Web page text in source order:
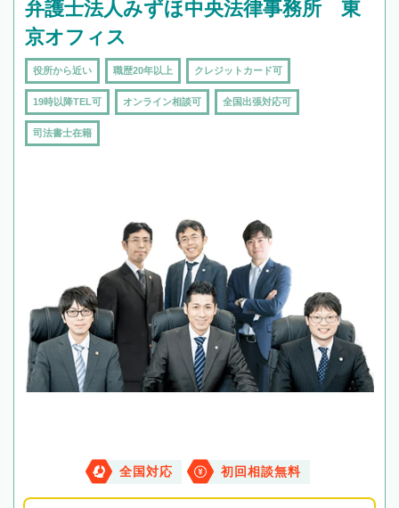
弁護士法人みずほ中央法律事務所 東
京オフィス
役所から近い 職歴20年以上 クレジットカード可
19時以降TEL可 オンライン相談可 全国出張対応可
司法書士在籍
全国対応 初回相談無料